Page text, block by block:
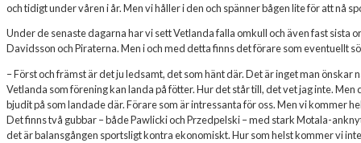
och tidigt under våren i år. Men vi håller i den och spänner bågen lite för att nå
Under de senaste dagarna har vi sett Vetlanda falla omkull och även fast sista
Davidsson och Piraterna. Men i och med detta finns det förare som eventuellt
– Först och främst är det ju ledsamt, det som hänt där. Det är inget man önskar
Vetlanda som förening kan landa på fötter. Hur det står till, det vet jag inte.
bjudit på som landade där. Förare som är intressanta för oss. Men vi kommer
Det finns två gubbar – både Pawlicki och Przedpelski – med stark Motala-
det är balansgången sportsligt kontra ekonomiskt. Hur som helst kommer vi